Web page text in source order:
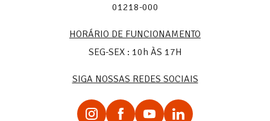
01218-000
HORÁRIO DE FUNCIONAMENTO
SEG-SEX : 10h ÀS 17H
SIGA NOSSAS REDES SOCIAIS